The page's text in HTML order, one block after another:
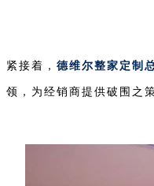
紧接着， 德维尔整家定制
领，为经销商提供破围之策